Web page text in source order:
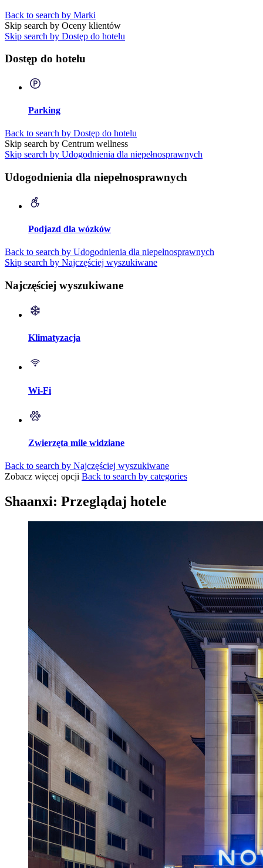
Back to search by Marki
Skip search by Oceny klientów
Skip search by Dostęp do hotelu
Dostęp do hotelu
Parking
Back to search by Dostęp do hotelu
Skip search by Centrum wellness
Skip search by Udogodnienia dla niepełnosprawnych
Udogodnienia dla niepełnosprawnych
Podjazd dla wózków
Back to search by Udogodnienia dla niepełnosprawnych
Skip search by Najczęściej wyszukiwane
Najczęściej wyszukiwane
Klimatyzacja
Wi-Fi
Zwierzęta mile widziane
Back to search by Najczęściej wyszukiwane
Zobacz więcej opcji Back to search by categories
Shaanxi: Przeglądaj hotele